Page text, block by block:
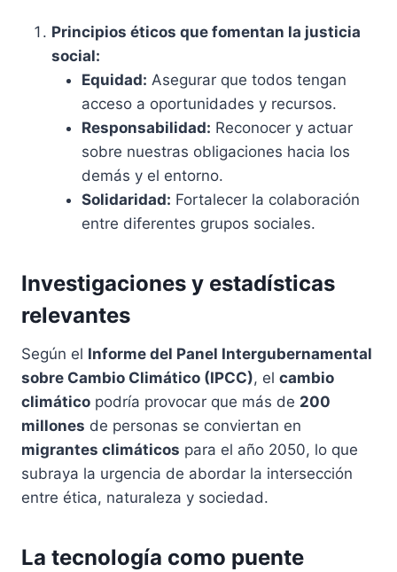
Principios éticos que fomentan la justicia
social:
Equidad: Asegurar que todos tengan
acceso a oportunidades y recursos.
Responsabilidad: Reconocer y actuar
sobre nuestras obligaciones hacia los
demás y el entorno.
Solidaridad: Fortalecer la colaboración
entre diferentes grupos sociales.
Investigaciones y estadísticas
relevantes
Según el Informe del Panel Intergubernamental
sobre Cambio Climático (IPCC), el cambio
climático podría provocar que más de 200
millones de personas se conviertan en
migrantes climáticos para el año 2050, lo que
subraya la urgencia de abordar la intersección
entre ética, naturaleza y sociedad.
La tecnología como puente